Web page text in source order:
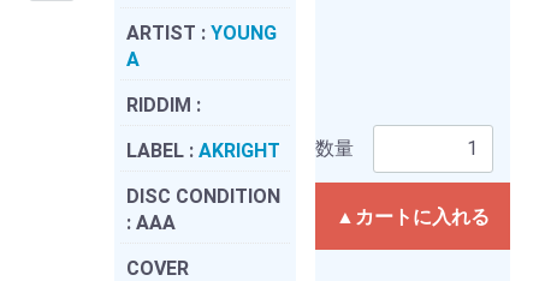
ARTIST : YOUNG
A
RIDDIM :
LABEL : AKRIGHT
DISC CONDITION
: AAA
COVER
数量
▲カートに入れる